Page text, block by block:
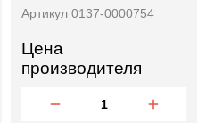
Артикул 0137-0000754
Цена
производителя